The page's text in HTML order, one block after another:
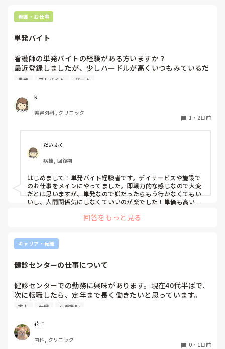
私の学校では担任→校長の許可が降りないと必要書類の申請
をすることができません。申請が通っても貰えるまで１ヶ月
かかります。
B病院の看護部長さんは、是非あなたに来て欲しいと言って
くださっていて私も行きたいと思っています。
私の人生のことだから私が決めたいです。推薦されようがさ
れまいがB病院を受けることは決めていました。なのに推薦
されたことで申請を通す気はないとはっきり言われました。
就職担当の事務に相談したら、「1年だけAで働いてその後B
いったら？」と私の経歴に傷がつくことがわかっているのに
他人事扱いです。本当に酷い…
B病院は諦めたくありません。ていうか受かる可能性低いで
す。倍率高いので。絶対に行ける可能性が低いのになぜか裏
で手を回されました。
どうしたら話が通じると思いますか？なんかもう疲れちゃっ
て。
ここまで読んでくださりありがとうございました。客観的に
見ることがもう出来なくなってしまっているので第三者の目
線でご意見頂きたいです。お時間あったらコメントお願いし
ます。
看護・お仕事
単発バイト
看護師の単発バイトの経験がある方いますか？
最近登録しましたが、少しハードルが高くいつもみているだ
けです。
ような雰囲気なのか知りたいです。
単発 アルバイト パート
k
美容外科, クリニック
1 ・ 2日前
だいふく
病棟, 回復期
はじめまして！単発バイト経験者です。デイサービスや施設で
のお仕事をメインにやってました。即戦力的な感じなので大変
だとは思いますが、単発なので嫌だったらもう行かなくてもい
いし、人間関係気にしなくていいのが楽でした！単価も高いで
にちに空きがあるか分からないのでそこは難点ですかね。
回答をもっと見る
キャリア・転職
健診センターの仕事について
健診センターでの勤務に興味があります。現在40代半ばで、
次に転職したら、定年まで長く働きたいと思っています。
健診センターは比較的人気があるので、あまり空きがないと
実際、健診センターでの仕事内容は、楽なのでしょうか？ま
た、大変なことは何ですか？
求人 転職 正看護師
花子
内科, クリニック
0 ・ 1日前